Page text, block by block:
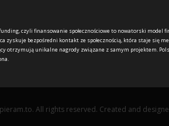
czyli finansowanie społecznościowe to nowatorski model
zyskuje bezpośredni kontakt ze społecznością, która staje się
otrzymują unikalne nagrody związane z samym projektem.
All rights reserved. Created and